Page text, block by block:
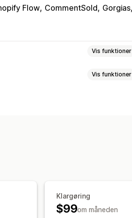
Flow CommentSold Gorgias
Vis funktioner
Lageropdateringer
Vis funktioner
Klargøring
$99om måneden